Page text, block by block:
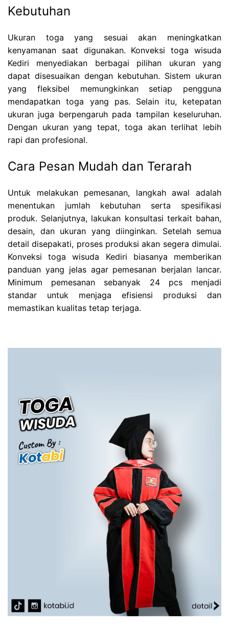
Kebutuhan
Ukuran toga yang sesuai akan meningkatkan
kenyamanan saat digunakan. Konveksi toga wisuda
Kediri menyediakan berbagai pilihan ukuran yang
dapat disesuaikan dengan kebutuhan. Sistem ukuran
yang fleksibel memungkinkan setiap pengguna
mendapatkan toga yang pas. Selain itu, ketepatan
ukuran juga berpengaruh pada tampilan keseluruhan.
Dengan ukuran yang tepat, toga akan terlihat lebih
rapi dan profesional.
Cara Pesan Mudah dan Terarah
Untuk melakukan pemesanan, langkah awal adalah
menentukan jumlah kebutuhan serta spesifikasi
produk. Selanjutnya, lakukan konsultasi terkait bahan,
desain, dan ukuran yang diinginkan. Setelah semua
detail disepakati, proses produksi akan segera dimulai.
Konveksi toga wisuda Kediri biasanya memberikan
panduan yang jelas agar pemesanan berjalan lancar.
Minimum pemesanan sebanyak 24 pcs menjadi
standar untuk menjaga efisiensi produksi dan
memastikan kualitas tetap terjaga.